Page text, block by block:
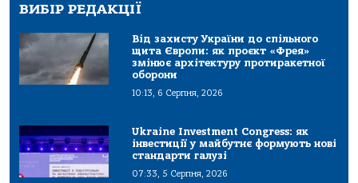
ВИБІР РЕДАКЦІЇ
Від захисту України до спільного
щита Європи: як проєкт «Фрея»
змінює архітектуру протиракетної
оборони
10:13, 6 Серпня, 2026
Ukraine Investment Congress: як
інвестиції у майбутнє формують нові
стандарти галузі
07:33, 5 Серпня, 2026